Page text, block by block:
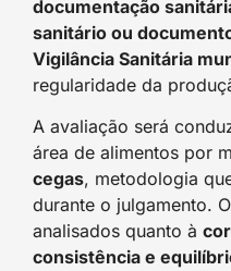
documentação
sanitário ou
Vigilância Sanitária
regularidade da
A avaliação será
área de alimentos por
cegas, metodologia
durante o julgamento.
analisados quanto à
consistência e